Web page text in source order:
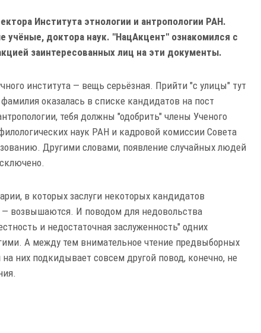
Института этнологии и антропологии РАН.
учёные, доктора наук. "НацАкцент" ознакомился с
заинтересованных лиц на эти документы.
института — вещь серьёзная. Прийти "с улицы" тут
оказалась в списке кандидатов на пост
тебя должны "одобрить" члены Ученого
наук РАН и кадровой комиссии Совета
Другими словами, появление случайных людей
в которых заслуги некоторых кандидатов
— возвышаются. И поводом для недовольства
и недостаточная заслуженность" одних
А между тем внимательное чтение предвыборных
них подкидывает совсем другой повод, конечно, не